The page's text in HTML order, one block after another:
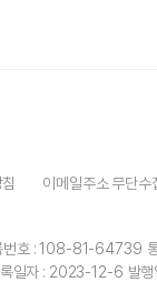
이메일주소 무단수
번호 : 108-81-64739
일자 : 2023-12-6 발